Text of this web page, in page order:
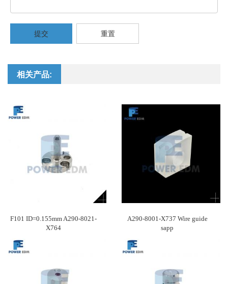
提交 重置
相关产品:
F101 ID=0.155mm A290-8021-
X764
A290-8001-X737 Wire guide
sapp